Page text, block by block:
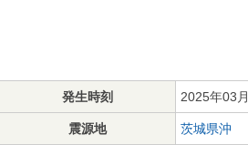
発生時刻 2025年03
震源地 茨城県沖